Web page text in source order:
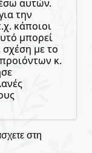
αυτών.
την
κάποιοι
μπορεί
σχέση με το
κ.
στη